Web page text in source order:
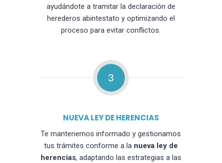
ayudándote a tramitar la declaración de
herederos abintestato y optimizando el
proceso para evitar conflictos.
3
NUEVA LEY DE HERENCIAS
Te mantenemos informado y gestionamos
tus trámites conforme a la nueva ley de
herencias, adaptando las estrategias a las